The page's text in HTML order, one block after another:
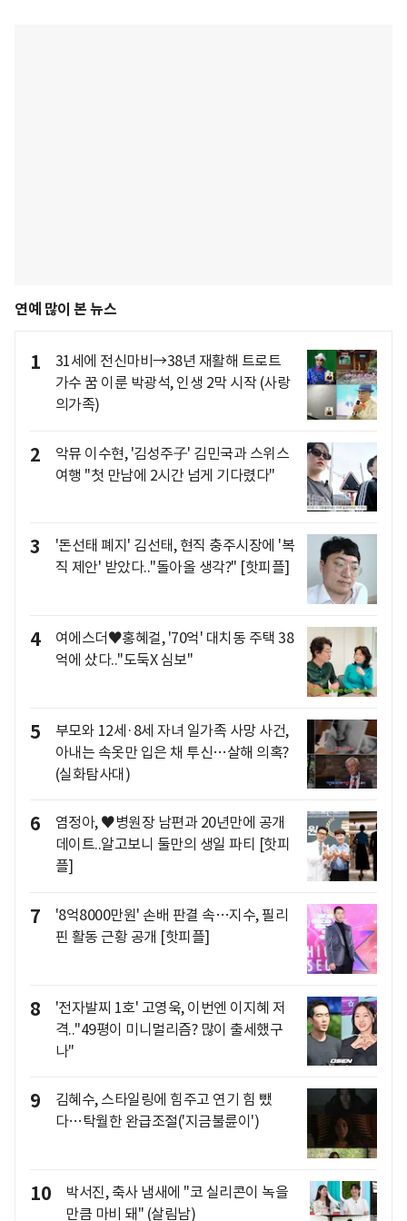
연예 많이 본 뉴스
1
31세에 전신마비→38년 재활해 트로트
가수 꿈 이룬 박광석, 인생 2막 시작 (사랑
의가족)
2
악뮤 이수현, '김성주子' 김민국과 스위스
여행 "첫 만남에 2시간 넘게 기다렸다"
3
'돈선태 폐지' 김선태, 현직 충주시장에 '복
직 제안' 받았다.."돌아올 생각?" [핫피플]
4
여에스더♥홍혜걸, '70억' 대치동 주택 38
억에 샀다.."도둑X 심보"
5
부모와 12세·8세 자녀 일가족 사망 사건,
아내는 속옷만 입은 채 투신…살해 의혹?
(실화탐사대)
6
염정아, ♥병원장 남편과 20년만에 공개
데이트..알고보니 둘만의 생일 파티 [핫피
플]
7
'8억8000만원' 손배 판결 속…지수, 필리
핀 활동 근황 공개 [핫피플]
8
'전자발찌 1호' 고영욱, 이번엔 이지혜 저
격.."49평이 미니멀리즘? 많이 출세했구
나"
9
김혜수, 스타일링에 힘주고 연기 힘 뺐
다…탁월한 완급조절('지금불륜이')
10
박서진, 축사 냄새에 "코 실리콘이 녹을
만큼 마비 돼" (살림남)